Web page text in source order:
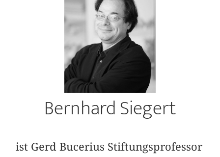
Bernhard Siegert
ist Gerd Bucerius Stiftungsprofessor